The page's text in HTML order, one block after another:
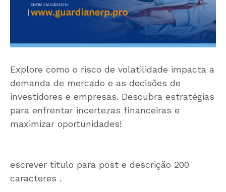
Explore como o risco de volatilidade impacta a
demanda de mercado e as decisões de
investidores e empresas. Descubra estratégias
para enfrentar incertezas financeiras e
maximizar oportunidades!
escrever titulo para post e descrição 200
caracteres .